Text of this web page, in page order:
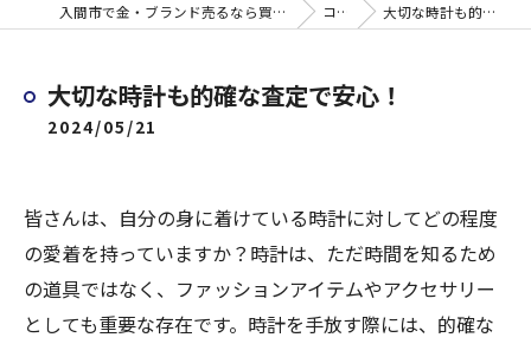
入間市で金・ブランド売るなら買取大吉 ウエスタ武蔵藤沢店 コラム 大切な時計も的確な査定で安心！
大切な時計も的確な査定で安心！
2024/05/21
皆さんは、自分の身に着けている時計に対してどの程度
の愛着を持っていますか？時計は、ただ時間を知るため
の道具ではなく、ファッションアイテムやアクセサリー
としても重要な存在です。時計を手放す際には、的確な